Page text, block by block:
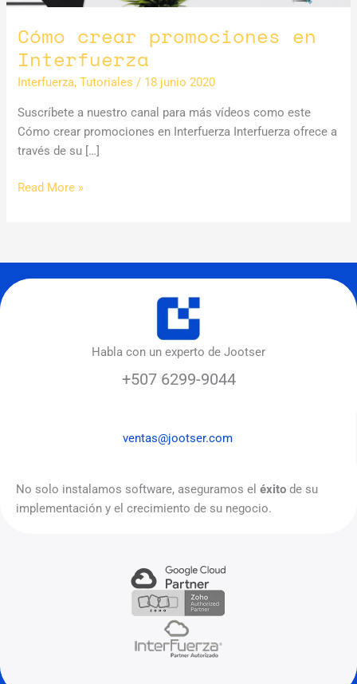
Cómo crear promociones en
Interfuerza
Interfuerza,Tutoriales / 18 junio 2020
Suscríbete a nuestro canal para más vídeos como este
Cómo crear promociones en Interfuerza Interfuerza ofrece a
través de su […]
Cómo
Interfuerza
Read More »
Habla con un experto de Jootser
+507 6299-9044
ventas@jootser.com
No solo instalamos software, aseguramos el éxito de su
implementación y el crecimiento de su negocio.